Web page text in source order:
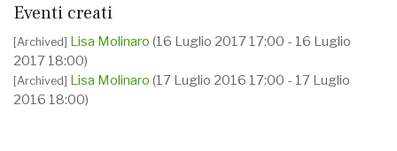
Eventi creati
[Archived] Lisa Molinaro (16 Luglio 2017 17:00 - 16 Luglio
2017 18:00)
[Archived] Lisa Molinaro (17 Luglio 2016 17:00 - 17 Luglio
2016 18:00)